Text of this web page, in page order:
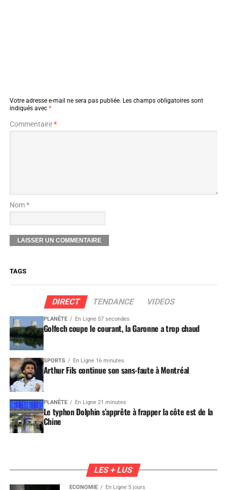
Votre adresse e-mail ne sera pas publiée. Les champs obligatoires sont
indiqués avec *
Commentaire*
Nom *
TAGS
DIRECT TENDANCE VIDEOS
PLANÈTE En Ligne 57 secondes
Golfech coupe le courant, la Garonne a trop chaud
SPORTS En Ligne 16 minutes
Arthur Fils continue son sans-faute à Montréal
PLANÈTE En Ligne 21 minutes
Le typhon Dolphin s’apprête à frapper la côte est de la
Chine
LES + LUS
ÉCONOMIE En Ligne 5 jours